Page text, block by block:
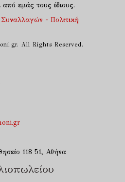
εμάς τους ίδιους.
- Πολιτική
All Rights Reserved.
118 51, Αθήνα